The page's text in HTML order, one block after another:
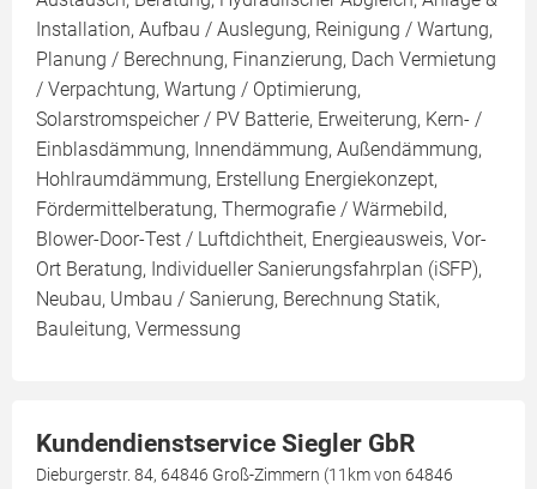
Installation, Aufbau / Auslegung, Reinigung / Wartung,
Planung / Berechnung, Finanzierung, Dach Vermietung
/ Verpachtung, Wartung / Optimierung,
Solarstromspeicher / PV Batterie, Erweiterung, Kern- /
Einblasdämmung, Innendämmung, Außendämmung,
Hohlraumdämmung, Erstellung Energiekonzept,
Fördermittelberatung, Thermografie / Wärmebild,
Blower-Door-Test / Luftdichtheit, Energieausweis, Vor-
Ort Beratung, Individueller Sanierungsfahrplan (iSFP),
Neubau, Umbau / Sanierung, Berechnung Statik,
Bauleitung, Vermessung
Kundendienstservice Siegler GbR
Dieburgerstr. 84, 64846 Groß-Zimmern (11km von 64846